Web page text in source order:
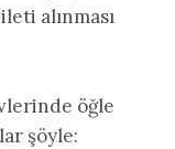
alınması
öğle
şöyle: